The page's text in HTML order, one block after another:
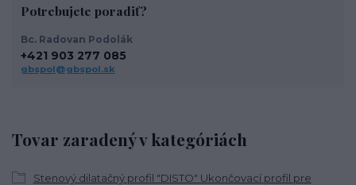
Tovar zaradený v kategóriách
Stenový dilatačný profil "DISTO" Ukončovací profil pre
Potrebujete poradiť?
Bc. Radovan Podolák
+421 903 277 085
gbspol@gbspol.sk